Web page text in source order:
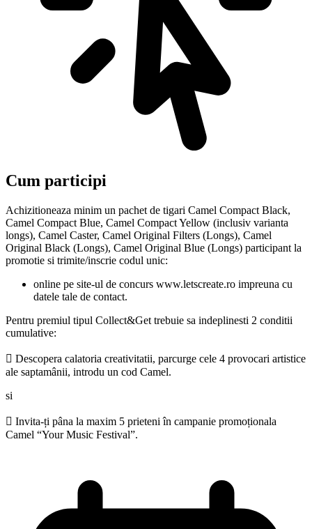
Cum participi
Achizitioneaza minim un pachet de tigari Camel Compact Black,
Camel Compact Blue, Camel Compact Yellow (inclusiv varianta
longs), Camel Caster, Camel Original Filters (Longs), Camel
Original Black (Longs), Camel Original Blue (Longs) participant la
promotie si trimite/inscrie codul unic:
online pe site-ul de concurs www.letscreate.ro impreuna cu
datele tale de contact.
Pentru premiul tipul Collect&Get trebuie sa indeplinesti 2 conditii
cumulative:
 Descopera calatoria creativitatii, parcurge cele 4 provocari artistice
ale saptamânii, introdu un cod Camel.
si
 Invita-ți pâna la maxim 5 prieteni în campanie promoționala
Camel “Your Music Festival”.